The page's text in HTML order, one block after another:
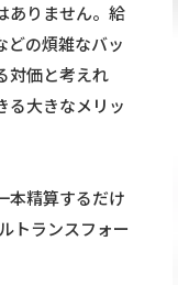
ありません。給
どの煩雑なバッ
対価と考えれ
る大きなメリッ
本精算するだけ
トランスフォー